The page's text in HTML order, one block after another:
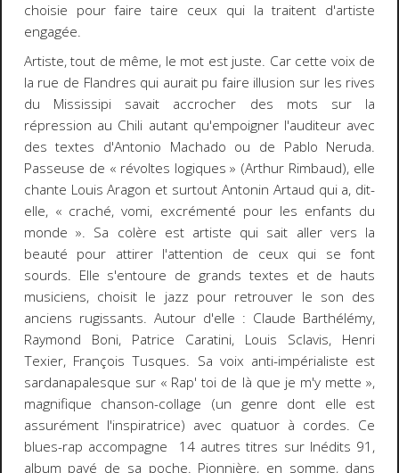
choisie pour faire taire ceux qui la traitent d'artiste
engagée.
Artiste, tout de même, le mot est juste. Car cette voix de
la rue de Flandres qui aurait pu faire illusion sur les rives
du Mississipi savait accrocher des mots sur la
répression au Chili autant qu'empoigner l'auditeur avec
des textes d'Antonio Machado ou de Pablo Neruda.
Passeuse de « révoltes logiques » (Arthur Rimbaud), elle
chante Louis Aragon et surtout Antonin Artaud qui a, dit-
elle, « craché, vomi, excrémenté pour les enfants du
monde ». Sa colère est artiste qui sait aller vers la
beauté pour attirer l'attention de ceux qui se font
sourds. Elle s'entoure de grands textes et de hauts
musiciens, choisit le jazz pour retrouver le son des
anciens rugissants. Autour d'elle : Claude Barthélémy,
Raymond Boni, Patrice Caratini, Louis Sclavis, Henri
Texier, François Tusques. Sa voix anti-impérialiste est
sardanapalesque sur « Rap' toi de là que je m'y mette »,
magnifique chanson-collage (un genre dont elle est
assurément l'inspiratrice) avec quatuor à cordes. Ce
blues-rap accompagne 14 autres titres sur Inédits 91,
album payé de sa poche. Pionnière, en somme, dans